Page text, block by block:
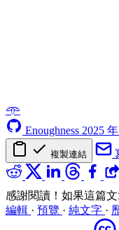
𖥸
Enoughness 2025
複製連結
感謝閱讀！如果這篇
編輯 · 預覽 · 純文字 ·